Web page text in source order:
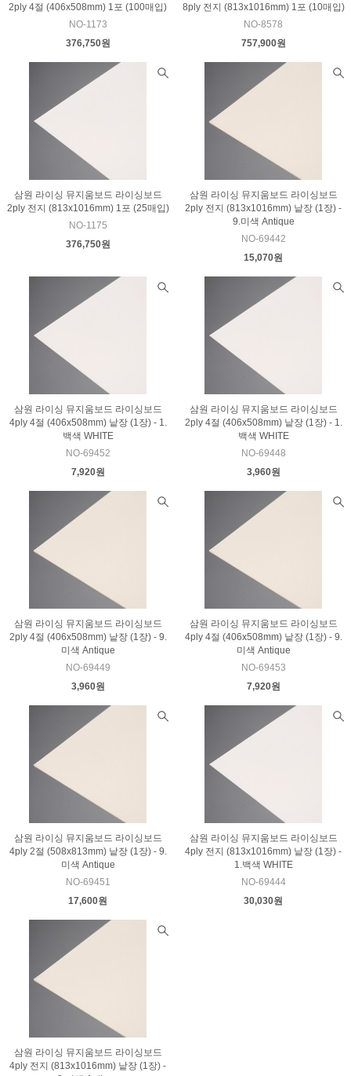
2ply 4절 (406x508mm) 1포 (100매입)
NO-1173
376,750원
8ply 전지 (813x1016mm) 1포 (10매입)
NO-8578
757,900원
삼원 라이싱 뮤지움보드 라이싱보드
2ply 전지 (813x1016mm) 1포 (25매입)
NO-1175
376,750원
삼원 라이싱 뮤지움보드 라이싱보드
2ply 전지 (813x1016mm) 낱장 (1장) -
9.미색 Antique
NO-69442
15,070원
삼원 라이싱 뮤지움보드 라이싱보드
4ply 4절 (406x508mm) 낱장 (1장) - 1.
백색 WHITE
NO-69452
7,920원
삼원 라이싱 뮤지움보드 라이싱보드
2ply 4절 (406x508mm) 낱장 (1장) - 1.
백색 WHITE
NO-69448
3,960원
삼원 라이싱 뮤지움보드 라이싱보드
2ply 4절 (406x508mm) 낱장 (1장) - 9.
미색 Antique
NO-69449
3,960원
삼원 라이싱 뮤지움보드 라이싱보드
4ply 4절 (406x508mm) 낱장 (1장) - 9.
미색 Antique
NO-69453
7,920원
삼원 라이싱 뮤지움보드 라이싱보드
4ply 2절 (508x813mm) 낱장 (1장) - 9.
미색 Antique
NO-69451
17,600원
삼원 라이싱 뮤지움보드 라이싱보드
4ply 전지 (813x1016mm) 낱장 (1장) -
1.백색 WHITE
NO-69444
30,030원
삼원 라이싱 뮤지움보드 라이싱보드
4ply 전지 (813x1016mm) 낱장 (1장) -